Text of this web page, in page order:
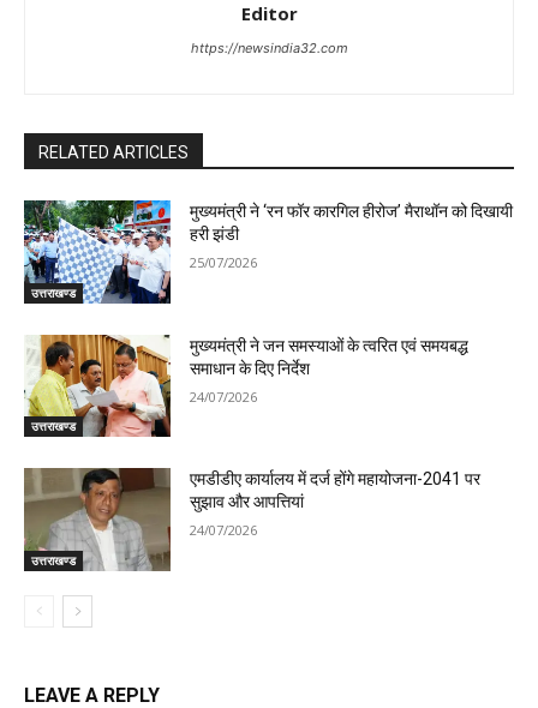
Editor
https://newsindia32.com
RELATED ARTICLES
उत्तराखण्ड
मुख्यमंत्री ने ‘रन फॉर कारगिल हीरोज’ मैराथॉन को दिखायी
हरी झंडी
25/07/2026
उत्तराखण्ड
मुख्यमंत्री ने जन समस्याओं के त्वरित एवं समयबद्ध
समाधान के दिए निर्देश
24/07/2026
उत्तराखण्ड
एमडीडीए कार्यालय में दर्ज होंगे महायोजना-2041 पर
सुझाव और आपत्तियां
24/07/2026
LEAVE A REPLY